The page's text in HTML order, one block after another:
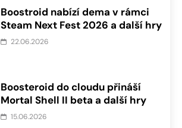
Boostroid nabízí dema v rámci
Steam Next Fest 2026 a další hry
22.06.2026
Boosteroid do cloudu přináší
Mortal Shell II beta a další hry
15.06.2026